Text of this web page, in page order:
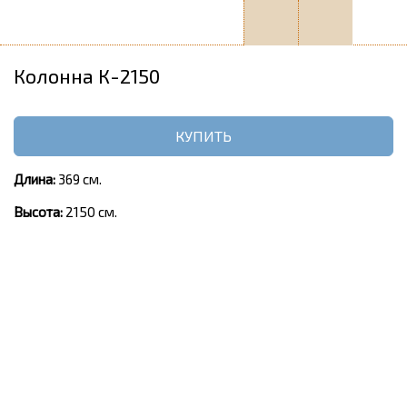
Колонна К-2150
КУПИТЬ
Длина: 369 см.
Высота: 2150 см.